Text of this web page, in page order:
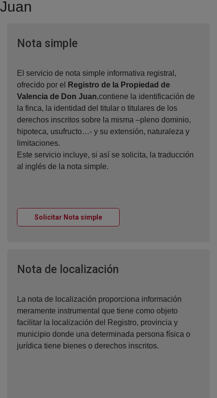
Juan
Nota simpleVentana nueva
El servicio de nota simple informativa registral,
ofrecido por el
Registro de la Propiedad de
Valencia de Don Juan,contiene la identificación de
la finca, la identidad del titular o titulares de los
derechos inscritos sobre la misma –pleno dominio,
hipoteca, usufructo…- y su extensión, naturaleza y
limitaciones.
Este servicio incluye, si así se solicita, la traducción
al inglés de la nota simple.
Solicitar Nota simpleVentana nueva
Nota de localización
La nota de localización proporciona información
meramente instrumental que tiene como objeto
facilitar la localización del Registro, provincia y
municipio donde una determinada persona física o
jurídica tiene bienes o derechos inscritos.